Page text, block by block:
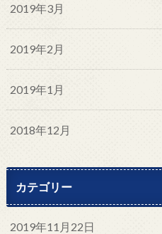
2019年3月
2019年2月
2019年1月
2018年12月
カテゴリー
2019年11月22日